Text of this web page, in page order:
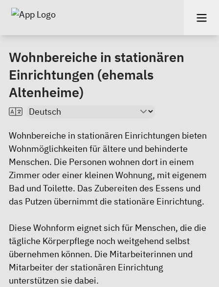
Wohnbereiche in stationären
Einrichtungen (ehemals
Altenheime)
Wohnbereiche in stationären Einrichtungen bieten
Wohnmöglichkeiten für ältere und behinderte
Menschen. Die Personen wohnen dort in einem
Zimmer oder einer kleinen Wohnung, mit eigenem
Bad und Toilette. Das Zubereiten des Essens und
das Putzen übernimmt die stationäre Einrichtung.
Diese Wohnform eignet sich für Menschen, die die
tägliche Körperpflege noch weitgehend selbst
übernehmen können. Die Mitarbeiterinnen und
Mitarbeiter der stationären Einrichtung
unterstützen sie dabei.